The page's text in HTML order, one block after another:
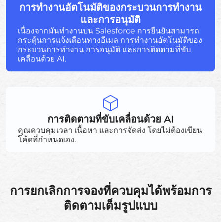
การทำงานอัตโนมัติของกระบวนการทำงาน
และการอนุมัติ
เนื่องจากมันทำงานบน Salesforce การยืนยันสามารถ
กระตุ้นการแจ้งเตือนทางอีเมล การทำงานอัตโนมัติของ
กระบวนการทำงาน การอนุมัติ และการติดตามที่ขับ
เคลื่อนด้วย AI.
การติดตามที่ขับเคลื่อนด้วย AI
คุณควบคุมเวลา เนื้อหา และการจัดส่ง โดยไม่ต้องเขียน
โค้ดที่กำหนดเอง.
การยกเลิกการจองที่ควบคุมได้พร้อมการ
ติดตามเต็มรูปแบบ